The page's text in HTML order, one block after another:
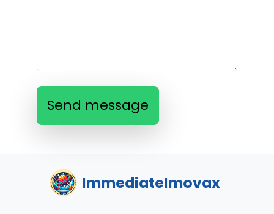
Send message
ImmediateImovax